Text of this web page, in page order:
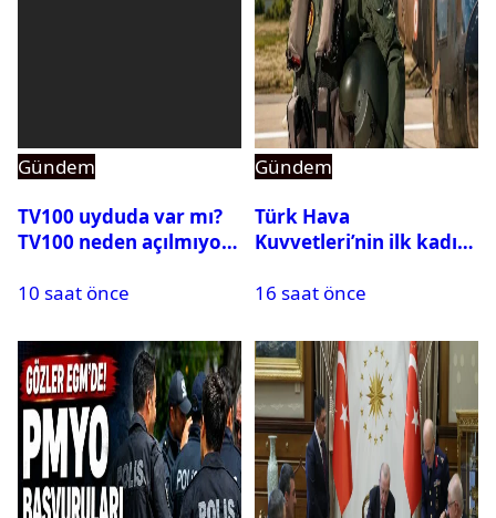
Gündem
TV100 uyduda var mı?
TV100 neden açılmıyor?
10 saat önce
Gündem
Türk Hava
Kuvvetleri’nin ilk kadın
Karapınar hakkında
ortaya çıktı
16 saat önce